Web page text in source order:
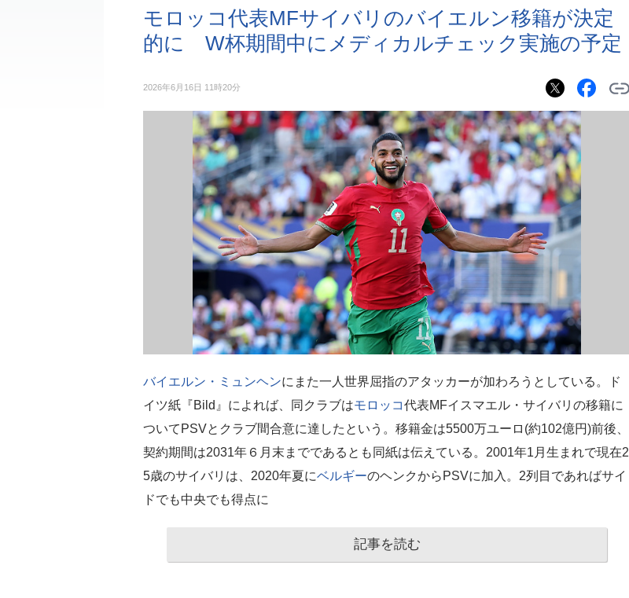
モロッコ代表MFサイバリのバイエルン移籍が決定
的に W杯期間中にメディカルチェック実施の予定
2026年6月16日 11時20分
バイエルン・ミュンヘンにまた一人世界屈指のアタッカーが加わろうとしている。ド
イツ紙『Bild』によれば、同クラブはモロッコ代表MFイスマエル・サイバリの移籍に
ついてPSVとクラブ間合意に達したという。移籍金は5500万ユーロ(約102億円)前後、
契約期間は2031年６月末までであるとも同紙は伝えている。2001年1月生まれで現在2
5歳のサイバリは、2020年夏にベルギーのヘンクからPSVに加入。2列目であればサイ
ドでも中央でも得点に
記事を読む